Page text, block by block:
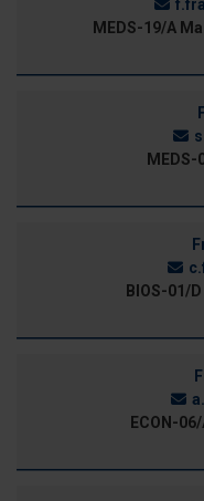
MEDS-19/A
BIOS-01/
ECON-